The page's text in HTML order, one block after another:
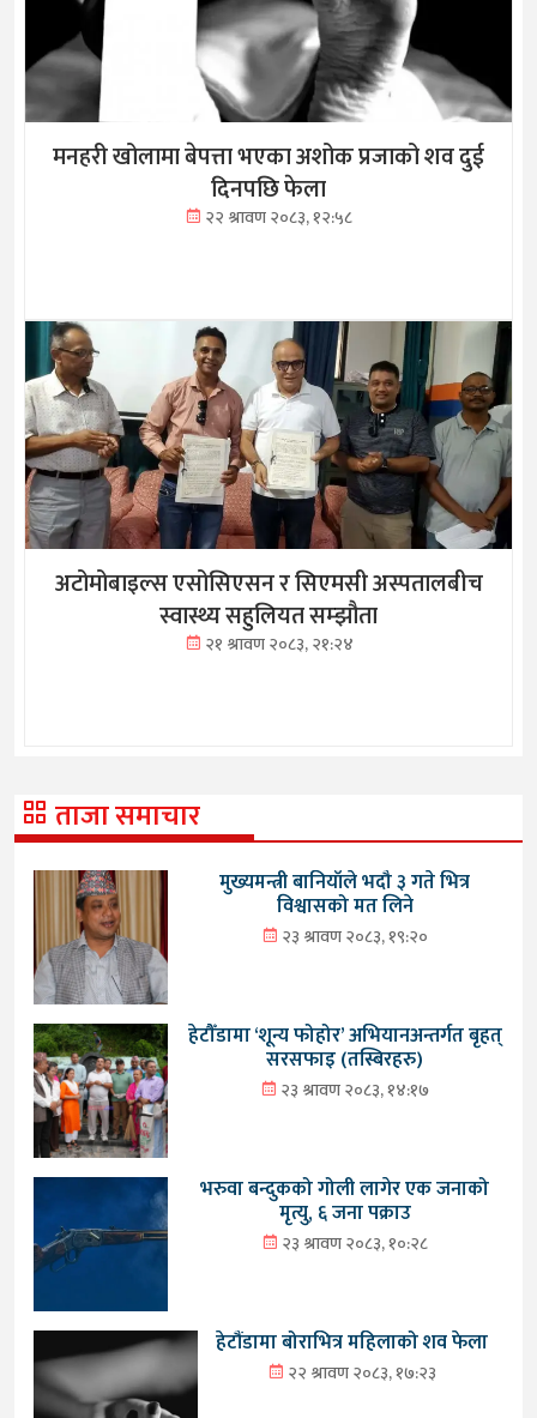
मनहरी खोलामा बेपत्ता भएका अशोक प्रजाको शव दुई
दिनपछि फेला
२२ श्रावण २०८३, १२:५८
अटोमोबाइल्स एसोसिएसन र सिएमसी अस्पतालबीच
स्वास्थ्य सहुलियत सम्झौता
२१ श्रावण २०८३, २१:२४
ताजा समाचार
मुख्यमन्त्री बानियाँले भदौ ३ गते भित्र
विश्वासको मत लिने
२३ श्रावण २०८३, १९:२०
हेटौँडामा ‘शून्य फोहोर’ अभियानअन्तर्गत बृहत्
सरसफाइ (तस्बिरहरु)
२३ श्रावण २०८३, १४:१७
भरुवा बन्दुकको गोली लागेर एक जनाको
मृत्यु, ६ जना पक्राउ
२३ श्रावण २०८३, १०:२८
हेटौंडामा बोराभित्र महिलाको शव फेला
२२ श्रावण २०८३, १७:२३